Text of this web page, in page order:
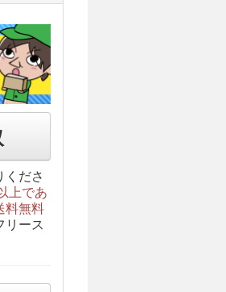
くださ
上であ
料無料
リース